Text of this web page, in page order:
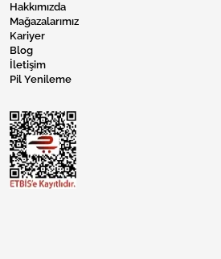
Hakkımızda
Mağazalarımız
Kariyer
Blog
İletişim
Pil Yenileme